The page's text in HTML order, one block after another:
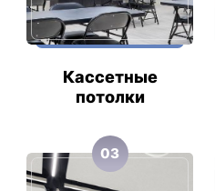
Кассетные
потолки
03